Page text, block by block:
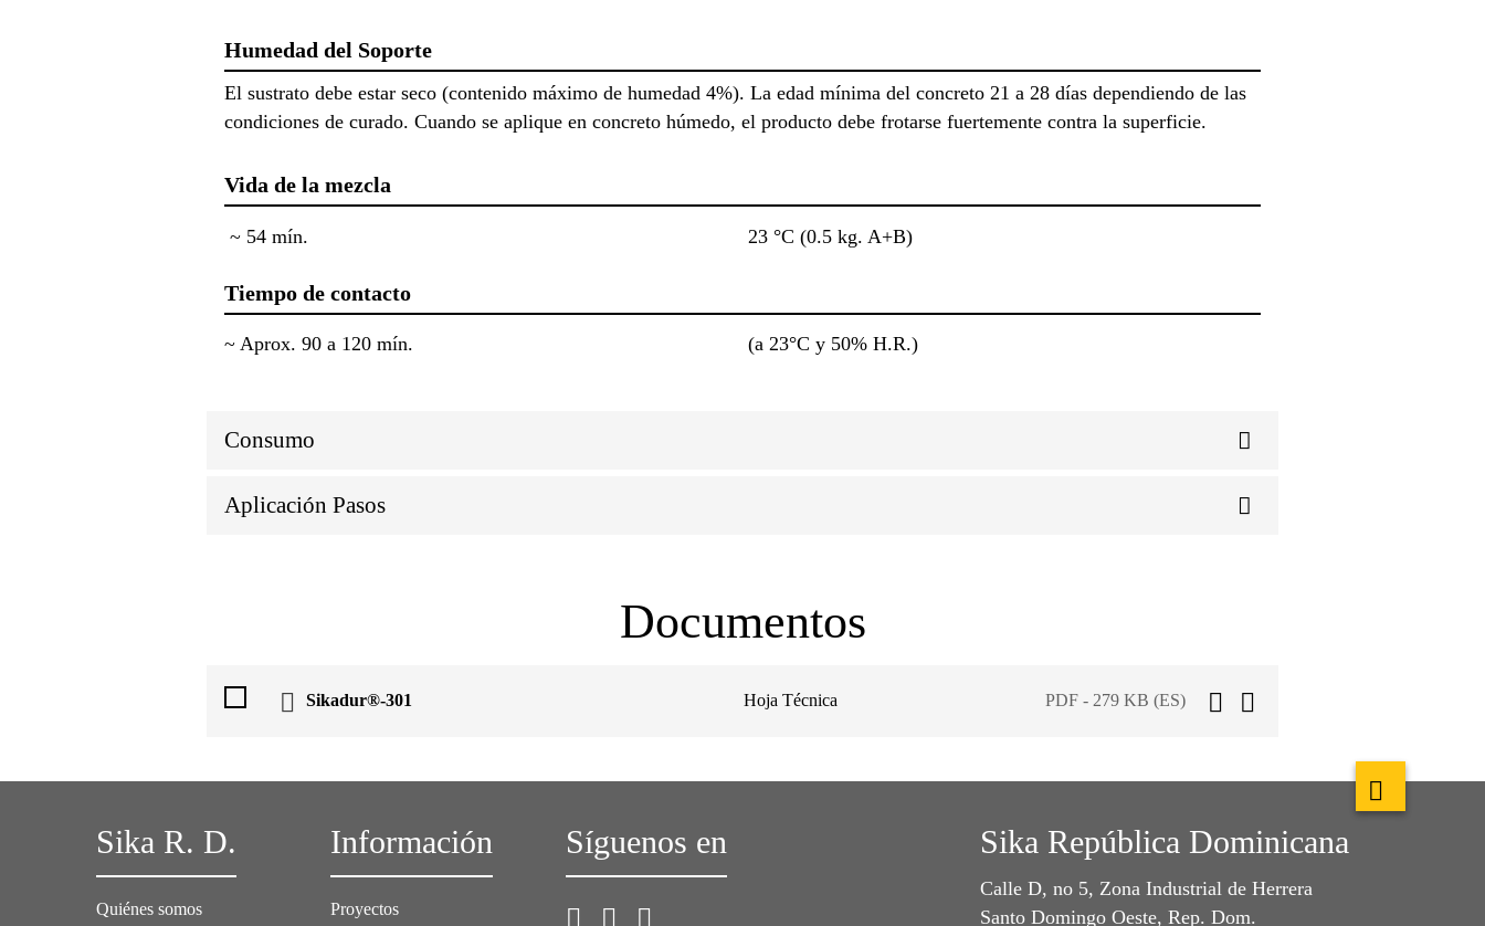
Humedad del Soporte
El sustrato debe estar seco (contenido máximo de humedad 4%). La edad mínima del concreto 21 a 28 días dependiendo de las
condiciones de curado. Cuando se aplique en concreto húmedo, el producto debe frotarse fuertemente contra la superficie.
Vida de la mezcla
~ 54 mín. 23 °C (0.5 kg. A+B)
Tiempo de contacto
~ Aprox. 90 a 120 mín. (a 23°C y 50% H.R.)
Consumo
Aplicación Pasos
Documentos
Sikadur®-301 Hoja Técnica PDF - 279 KB (ES)
Sika R. D.
Quiénes somos
Información
Proyectos
Síguenos en Sika República Dominicana
Calle D, no 5, Zona Industrial de Herrera
Santo Domingo Oeste, Rep. Dom.